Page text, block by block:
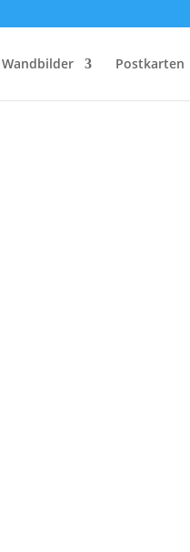
Wandbilder Postkarten
Start/Shop/Alu-Dibond/ Alu-